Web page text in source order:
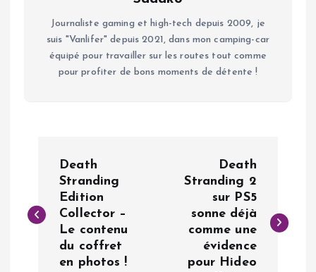
Journaliste gaming et high-tech depuis 2009, je
suis "Vanlifer" depuis 2021, dans mon camping-car
équipé pour travailler sur les routes tout comme
pour profiter de bons moments de détente !
v
Death
Stranding
Edition
Collector –
Le contenu
du coffret
en photos !
Death
Stranding 2
sur PS5
sonne déjà
comme une
évidence
pour Hideo